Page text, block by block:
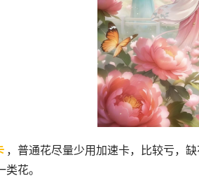
，普通花尽量少用加速卡，比较亏，
花。